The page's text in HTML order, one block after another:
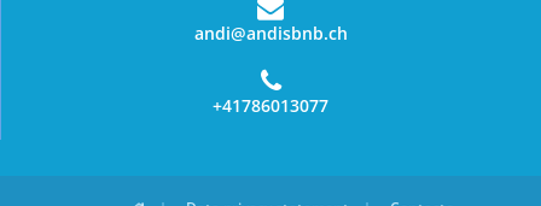
andi@andisbnb.ch
+41786013077